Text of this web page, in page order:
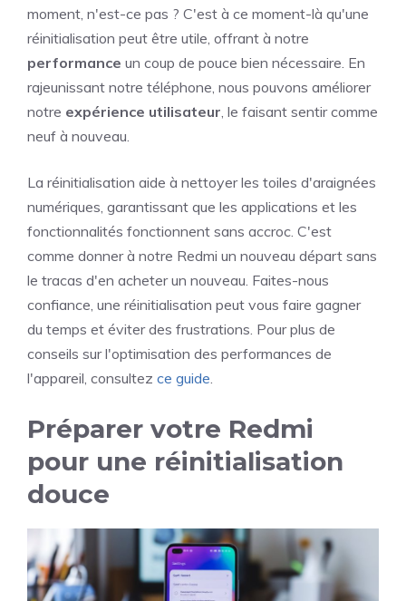
moment, n'est-ce pas ? C'est à ce moment-là qu'une
réinitialisation peut être utile, offrant à notre
performance un coup de pouce bien nécessaire. En
rajeunissant notre téléphone, nous pouvons améliorer
notre expérience utilisateur , le faisant sentir comme
neuf à nouveau.
La réinitialisation aide à nettoyer les toiles d'araignées
numériques, garantissant que les applications et les
fonctionnalités fonctionnent sans accroc. C'est
comme donner à notre Redmi un nouveau départ sans
le tracas d'en acheter un nouveau. Faites-nous
confiance, une réinitialisation peut vous faire gagner
du temps et éviter des frustrations. Pour plus de
conseils sur l'optimisation des performances de
l'appareil, consultez ce guide
Préparer votre Redmi
pour une réinitialisation
douce